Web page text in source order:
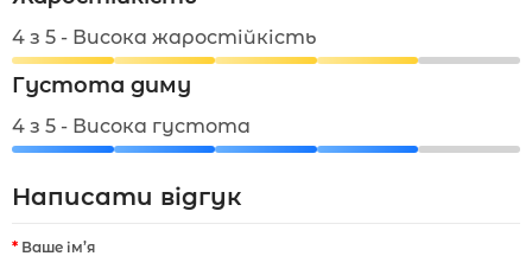
4 з 5 - Висока жаростійкість
Густота диму
4 з 5 - Висока густота
Написати відгук
Ваше ім’я